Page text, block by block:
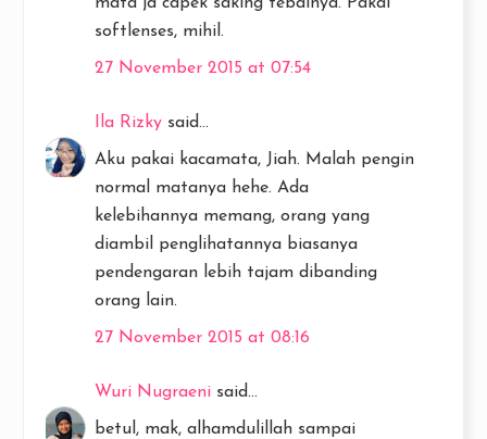
softlenses, mihil.
27 November 2015 at 07:54
Ila Rizky said...
Aku pakai kacamata, Jiah. Malah pengin
normal matanya hehe. Ada
kelebihannya memang, orang yang
diambil penglihatannya biasanya
pendengaran lebih tajam dibanding
orang lain.
27 November 2015 at 08:16
Wuri Nugraeni said...
betul, mak, alhamdulillah sampai